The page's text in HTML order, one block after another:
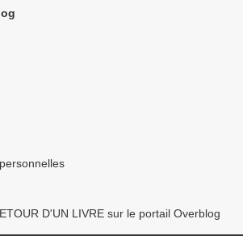
D'UN LIVRE sur le portail Overblog